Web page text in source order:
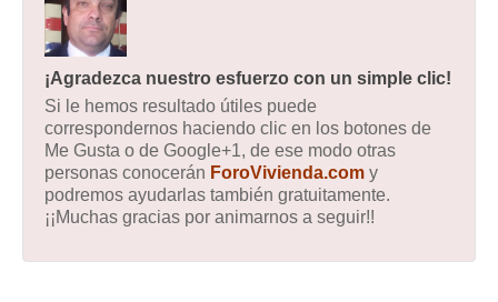
¡Agradezca nuestro esfuerzo con un simple clic!
Si le hemos resultado útiles puede
correspondernos haciendo clic en los botones de
Me Gusta o de Google+1, de ese modo otras
personas conocerán ForoVivienda.com y
podremos ayudarlas también gratuitamente.
¡¡Muchas gracias por animarnos a seguir!!